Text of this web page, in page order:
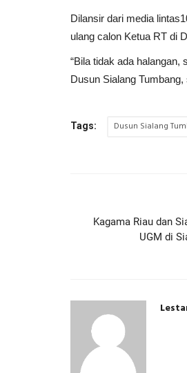
Dilansir dari media
ulang calon Ketua RT di
“Bila tidak ada
Dusun Sialang
Tags: Dusun Sialang
Kagama Riau dan
UGM di